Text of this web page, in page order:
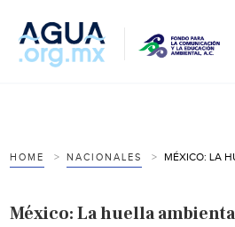
HOME NACIONALES
México: La huella